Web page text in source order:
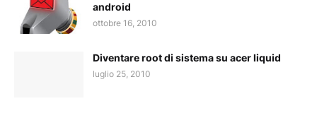
android
ottobre 16, 2010
Diventare root di sistema su acer liquid
luglio 25, 2010